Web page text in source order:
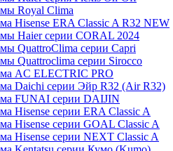
Royal Clima
Hisense ERA Classic A R32 NEW
Haier cерии CORAL 2024
QuattroClima серии Capri
Quattroclima серии Sirocco
AC ELECTRIC PRO
Daichi серии Эйр R32 (Air R32)
FUNAI серии DAIJIN
Hisense серии ERA Classic A
Hisense серии GOAL Classic A
Hisense серии NEXT Classic A